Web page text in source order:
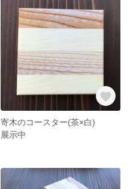
寄木のコースター(茶×白)
展示中